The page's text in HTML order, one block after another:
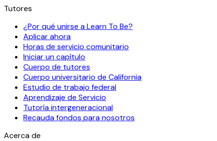
Tutores
¿Por qué unirse a Learn To Be?
Aplicar ahora
Horas de servicio comunitario
Iniciar un capítulo
Cuerpo de tutores
Cuerpo universitario de California
Estudio de trabajo federal
Aprendizaje de Servicio
Tutoría intergeneracional
Recauda fondos para nosotros
Acerca de